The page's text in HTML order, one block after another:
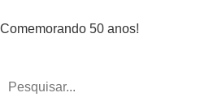
Comemorando 50 anos!